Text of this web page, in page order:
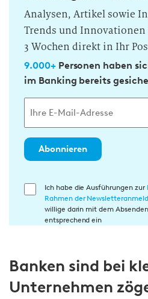
Analysen, Artikel sowie
Trends und
3 Wochen direkt in Ihr
9.000+Personen haben
im Banking bereits
Abonnieren
E
l
i
Ich habe die Ausführungen zur
Rahmen der
willige darin mit dem
entsprechend ein
Banken sind bei
Unternehmen